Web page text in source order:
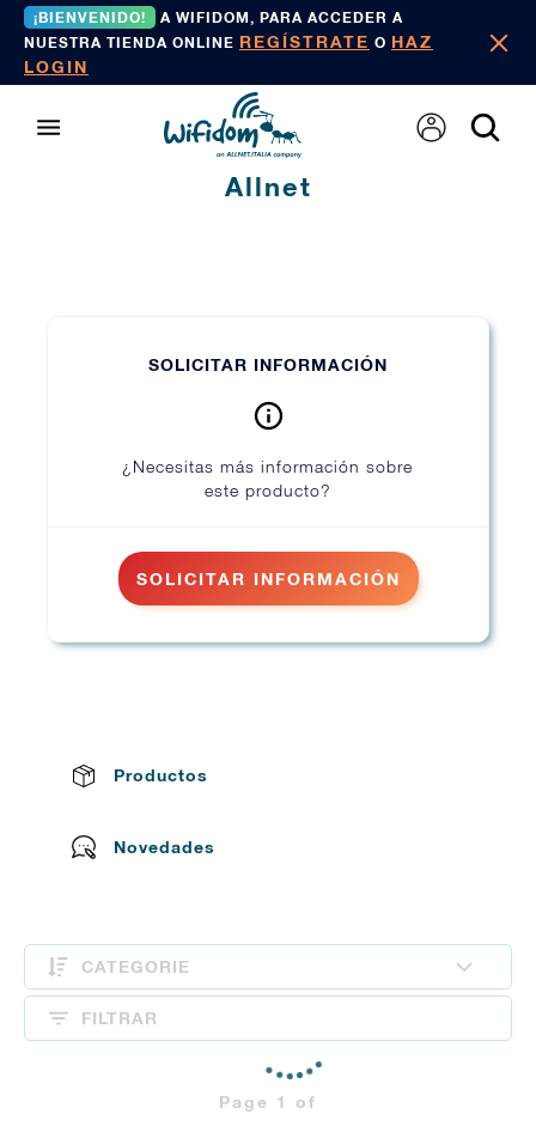
¡BIENVENIDO!
A WIFIDOM, PARA ACCEDER A
NUESTRA TIENDA ONLINE REGÍSTRATE O HAZ
LOGIN
Allnet
SOLICITAR INFORMACIÓN
¿Necesitas más información sobre
este producto?
SOLICITAR INFORMACIÓN
Productos
Novedades
CATEGORIE
FILTRAR
Page 1 of